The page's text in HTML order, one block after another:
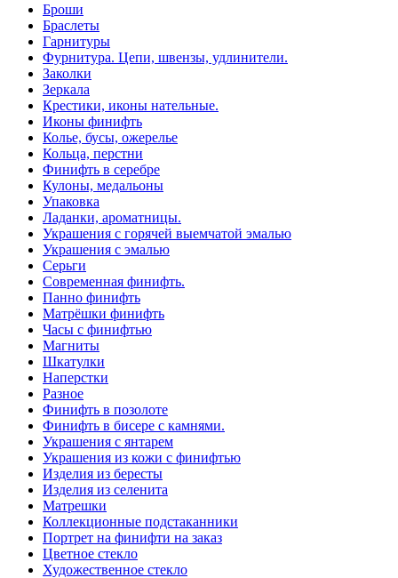
Броши
Браслеты
Гарнитуры
Фурнитура. Цепи, швензы, удлинители.
Заколки
Зеркала
Крестики, иконы нательные.
Иконы финифть
Колье, бусы, ожерелье
Кольца, перстни
Финифть в серебре
Кулоны, медальоны
Упаковка
Ладанки, ароматницы.
Украшения с горячей выемчатой эмалью
Украшения с эмалью
Серьги
Современная финифть.
Панно финифть
Матрёшки финифть
Часы с финифтью
Магниты
Шкатулки
Наперстки
Разное
Финифть в позолоте
Финифть в бисере с камнями.
Украшения с янтарем
Украшения из кожи с финифтью
Изделия из бересты
Изделия из селенита
Матрешки
Коллекционные подстаканники
Портрет на финифти на заказ
Цветное стекло
Художественное стекло